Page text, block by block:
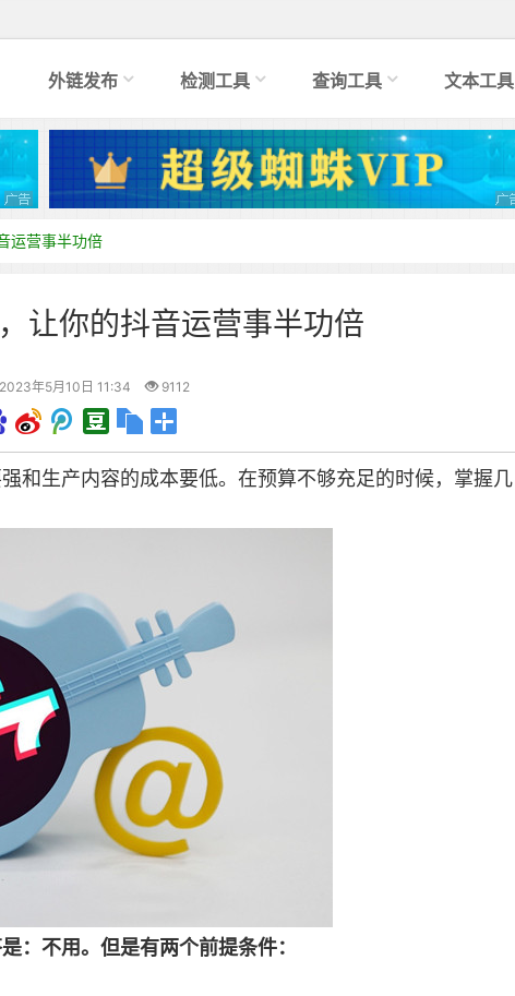
外链发布 检测工具 查询工具 文本工具
运营事半功倍
让你的抖音运营事半功倍
2023年5月10日 11:34 9112
和生产内容的成本要低。在预算不够充足的时候，掌握几
：不用。但是有两个前提条件：